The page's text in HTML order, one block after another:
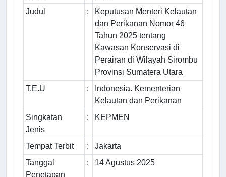
Judul
:
Keputusan Menteri Kelautan
dan Perikanan Nomor 46
Tahun 2025 tentang
Kawasan Konservasi di
Perairan di Wilayah Sirombu
Provinsi Sumatera Utara
T.E.U
:
Indonesia. Kementerian
Kelautan dan Perikanan
Singkatan
Jenis
: KEPMEN
Tempat Terbit :
Jakarta
Tanggal
Penetapan
: 14 Agustus 2025